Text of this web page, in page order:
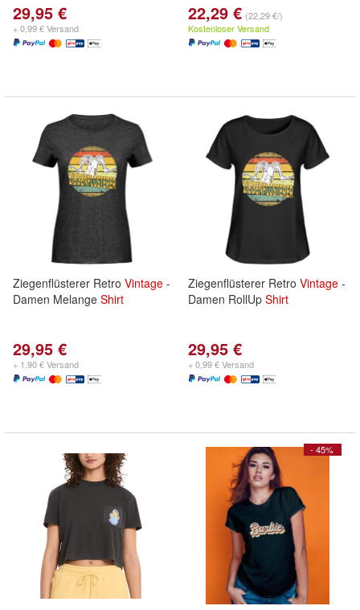
29,95 €
+ 0,99 € Versand
22,29 € (22,29 €/)
Kostenloser Versand
Ziegenflüsterer Retro Vintage -
Damen Melange Shirt
29,95 €
+ 1,90 € Versand
Ziegenflüsterer Retro Vintage -
Damen RollUp Shirt
29,95 €
+ 0,99 € Versand
- 45%